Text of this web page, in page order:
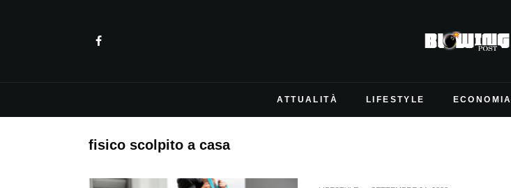
ATTUALITÀ LIFESTYLE ECONOMIA
fisico scolpito a casa